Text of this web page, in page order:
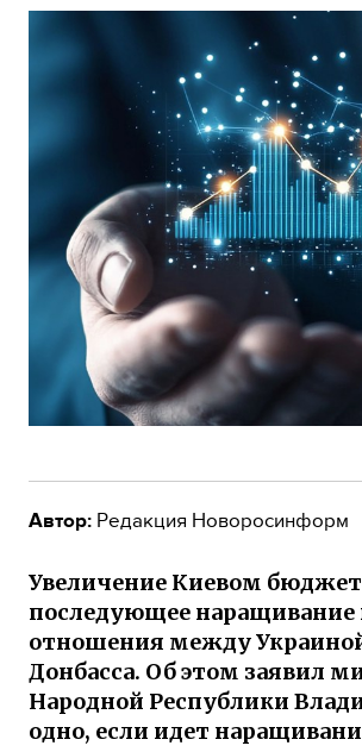
Автор: Редакция Новоросинформ
Увеличение Киевом
последующее
отношения между
Донбасса. Об этом заявил
Народной Республики
одно, если идет